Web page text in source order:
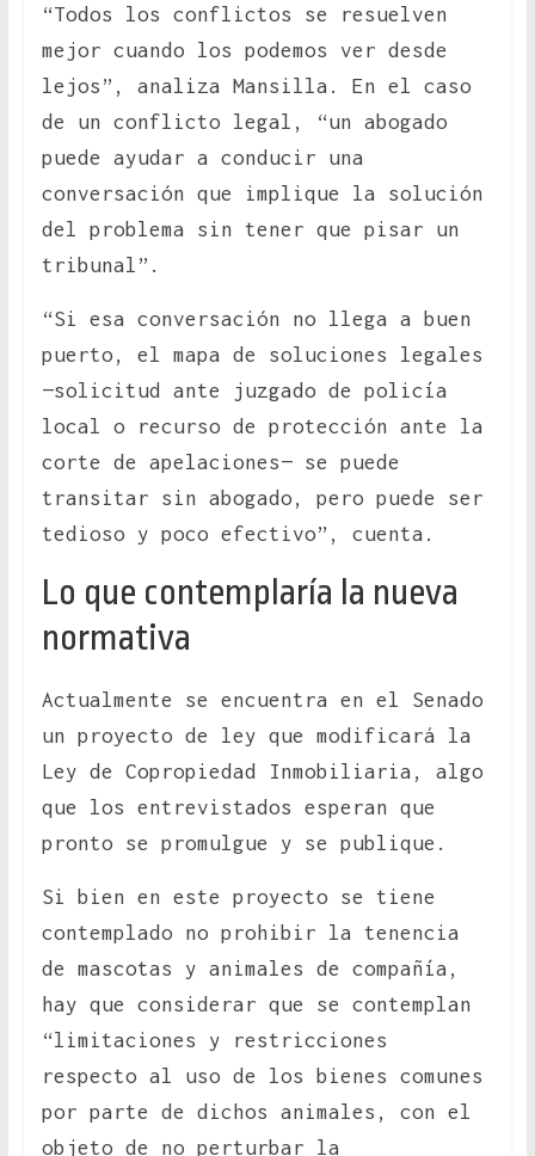
“Todos los conflictos se resuelven
mejor cuando los podemos ver desde
lejos”, analiza Mansilla. En el caso
de un conflicto legal, “un abogado
puede ayudar a conducir una
conversación que implique la solución
del problema sin tener que pisar un
tribunal”.
“Si esa conversación no llega a buen
puerto, el mapa de soluciones legales
—solicitud ante juzgado de policía
local o recurso de protección ante la
corte de apelaciones— se puede
transitar sin abogado, pero puede ser
tedioso y poco efectivo”, cuenta.
Lo que contemplaría la nueva
normativa
Actualmente se encuentra en el Senado
un proyecto de ley que modificará la
Ley de Copropiedad Inmobiliaria, algo
que los entrevistados esperan que
pronto se promulgue y se publique.
Si bien en este proyecto se tiene
contemplado no prohibir la tenencia
de mascotas y animales de compañía,
hay que considerar que se contemplan
“limitaciones y restricciones
respecto al uso de los bienes comunes
por parte de dichos animales, con el
objeto de no perturbar la